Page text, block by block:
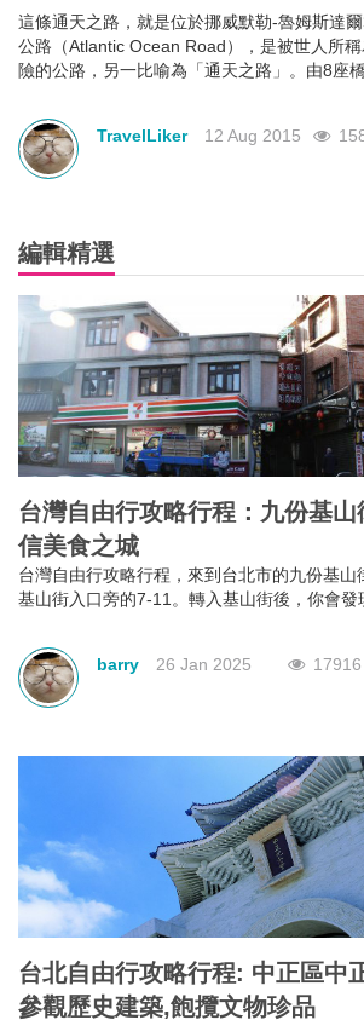
這條通天之路，就是位於挪威默勒-魯姆斯達
公路（Atlantic Ocean Road），是被世人所
險的公路，另一比喻為「通天之路」。由8座
車嗎？
TravelLiker
12 Aug 2015
編輯精選
台灣自由行攻略行程：九份基
信美食之城
台灣自由行攻略行程，來到台北市的九份基山
基山街入口旁的7-11。轉入基山街後，你會發
上林立滿目的美食。有深坑烤臭豆腐、九份傳
湯、紅糟素肉圓、花生卷、油蔥粿、芋仔粿等
求keep fit體態的人，特別是女士門的一大挑戰
barry 26 Jan 2025 17916
台北自由行攻略行程: 中正區中
參觀歷史建築,飽攬文物珍品